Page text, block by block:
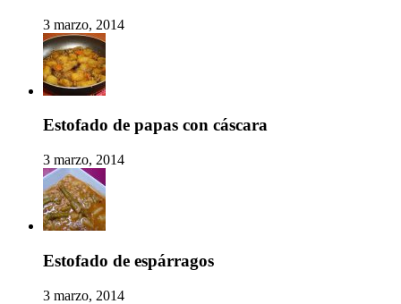
3 marzo, 2014
Estofado de papas con cáscara
3 marzo, 2014
Estofado de espárragos
3 marzo, 2014